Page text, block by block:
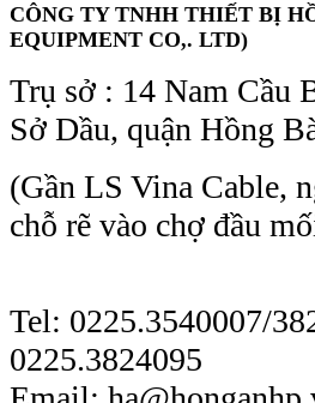
CÔNG TY TNHH THIẾT BỊ
EQUIPMENT CO,. LTD)
Trụ sở : 14 Nam Cầu
Sở Dầu, quận Hồng
(Gần LS Vina Cable,
chỗ rẽ vào chợ đầu
Tel: 0225.3540007/
0225.3824095